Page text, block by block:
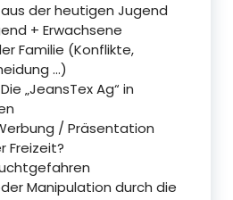
aus der heutigen Jugend
+ Erwachsene
Familie (Konflikte,
…)
„JeansTex Ag“ in
/ Präsentation
Freizeit?
Manipulation durch die